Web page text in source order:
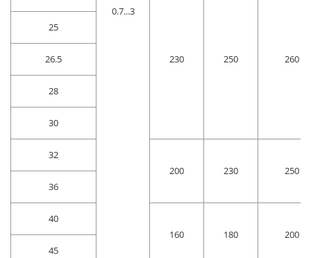
0.7...3
230 250 260
25
26.5
28
30
32
200
230
250
36
40
160
180
200
45